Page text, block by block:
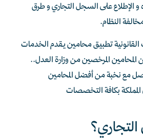
و الإطلاع على السجل التجاري و طرق
النظام.
القانونية تطبيق محامين يقدم الخدمات
المحامين المرخصين من وزارة العدل..
مع نخبة من أفضل المحامين
المملكة بكافة التخصصات